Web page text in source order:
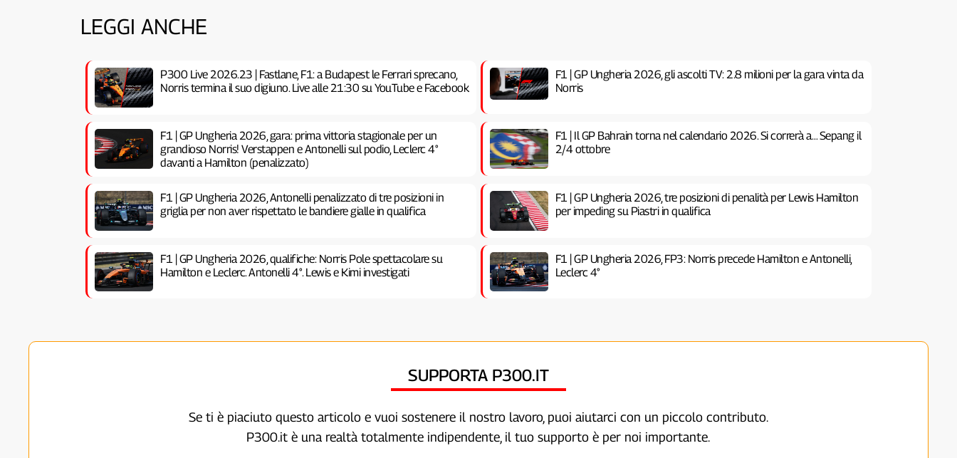
LEGGI ANCHE
P300 Live 2026.23 | Fastlane, F1: a Budapest le Ferrari sprecano,
Norris termina il suo digiuno. Live alle 21:30 su YouTube e Facebook
F1 | GP Ungheria 2026, gli ascolti TV: 2.8 milioni per la gara vinta da
Norris
F1 | GP Ungheria 2026, gara: prima vittoria stagionale per un
grandioso Norris! Verstappen e Antonelli sul podio, Leclerc 4°
davanti a Hamilton (penalizzato)
F1 | Il GP Bahrain torna nel calendario 2026. Si correrà a… Sepang il
2/4 ottobre
F1 | GP Ungheria 2026, Antonelli penalizzato di tre posizioni in
griglia per non aver rispettato le bandiere gialle in qualifica
F1 | GP Ungheria 2026, tre posizioni di penalità per Lewis Hamilton
per impeding su Piastri in qualifica
F1 | GP Ungheria 2026, qualifiche: Norris Pole spettacolare su
Hamilton e Leclerc. Antonelli 4°. Lewis e Kimi investigati
F1 | GP Ungheria 2026, FP3: Norris precede Hamilton e Antonelli,
Leclerc 4°
SUPPORTA P300.IT
Se ti è piaciuto questo articolo e vuoi sostenere il nostro lavoro, puoi aiutarci con un piccolo contributo.
P300.it è una realtà totalmente indipendente, il tuo supporto è per noi importante.